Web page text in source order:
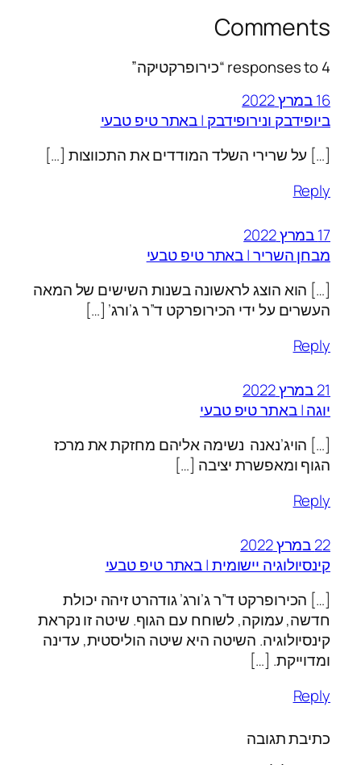
Comments
4 responses to “כירופרקטיקה”
16 במרץ 2022
ביופידבק ונירופידבק | באתר טיפ טבעי
[…] על שרירי השלד המודדים את התכווצות […]
Reply
17 במרץ 2022
מבחן השריר | באתר טיפ טבעי
[…] הוא הוצג לראשונה בשנות השישים של המאה
העשרים על ידי הכירופרקט ד”ר ג’ורג’ […]
Reply
21 במרץ 2022
יוגה | באתר טיפ טבעי
[…] הויג’נאנה נשימה אליהם מחזקת את מרכז
הגוף ומאפשרת יציבה […]
Reply
22 במרץ 2022
קינסיולוגיה יישומית | באתר טיפ טבעי
[…] הכירופרקט ד”ר ג’ורג’ גודהרט זיהה יכולת
חדשה, עמוקה, לשוחח עם הגוף. שיטה זו נקראת
קינסיולוגיה. השיטה היא שיטה הוליסטית, עדינה
ומדוייקת. […]
Reply
כתיבת תגובה